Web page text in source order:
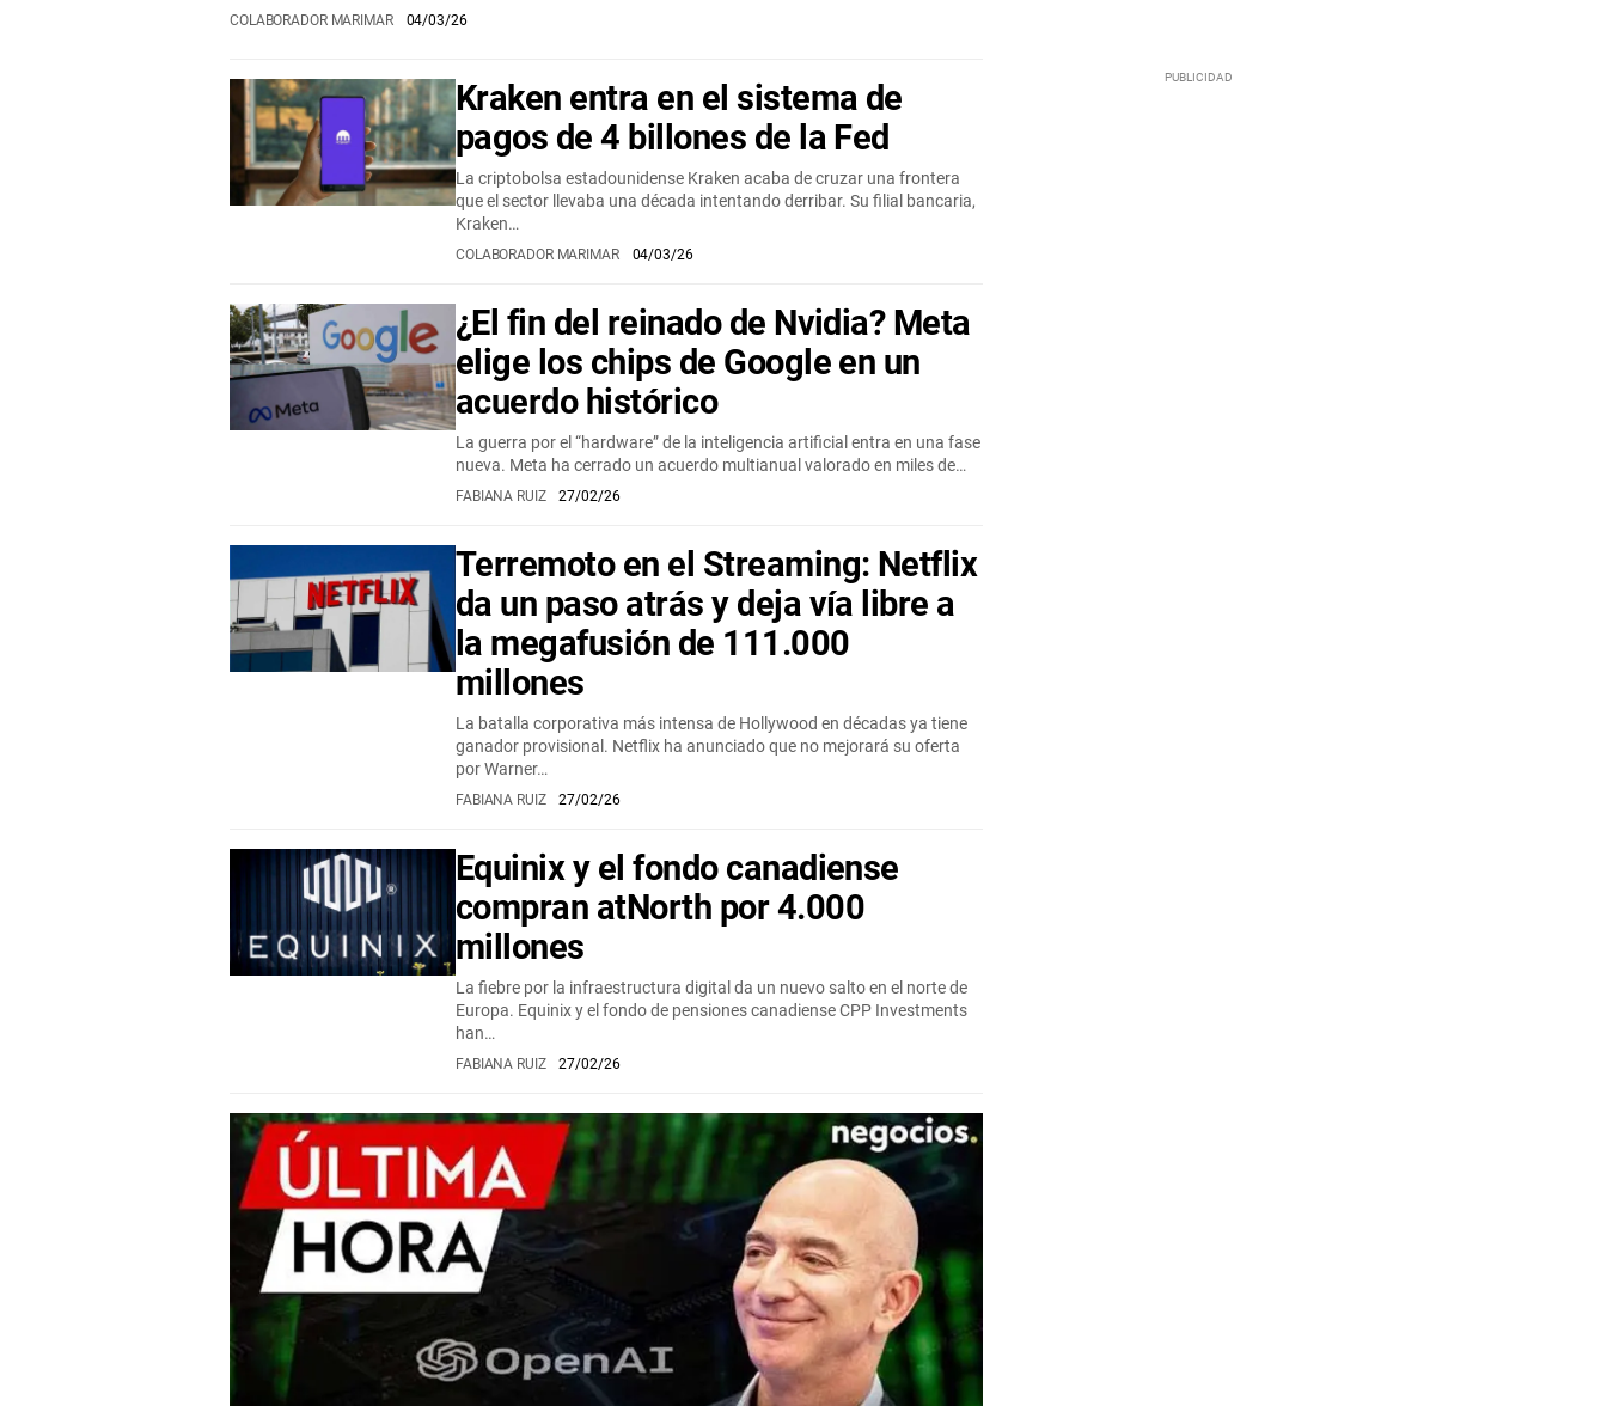
COLABORADOR MARIMAR 04/03/26
Kraken entra en el sistema de
pagos de 4 billones de la Fed
La criptobolsa estadounidense Kraken acaba de cruzar una frontera
que el sector llevaba una década intentando derribar. Su filial bancaria,
Kraken…
COLABORADOR MARIMAR 04/03/26
¿El fin del reinado de Nvidia? Meta
elige los chips de Google en un
acuerdo histórico
La guerra por el “hardware” de la inteligencia artificial entra en una fase
nueva. Meta ha cerrado un acuerdo multianual valorado en miles de…
FABIANA RUIZ 27/02/26
Terremoto en el Streaming: Netflix
da un paso atrás y deja vía libre a
la megafusión de 111.000
millones
La batalla corporativa más intensa de Hollywood en décadas ya tiene
ganador provisional. Netflix ha anunciado que no mejorará su oferta
por Warner…
FABIANA RUIZ 27/02/26
Equinix y el fondo canadiense
compran atNorth por 4.000
millones
La fiebre por la infraestructura digital da un nuevo salto en el norte de
Europa. Equinix y el fondo de pensiones canadiense CPP Investments
han…
FABIANA RUIZ 27/02/26